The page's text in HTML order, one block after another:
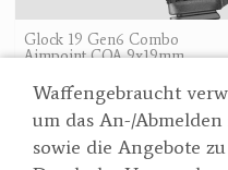
Waffengebraucht
um das An-/
sowie die Angebote
Glock 19 Gen6 Combo
Aimpoint COA 9x19mm
1449 €
1449 €